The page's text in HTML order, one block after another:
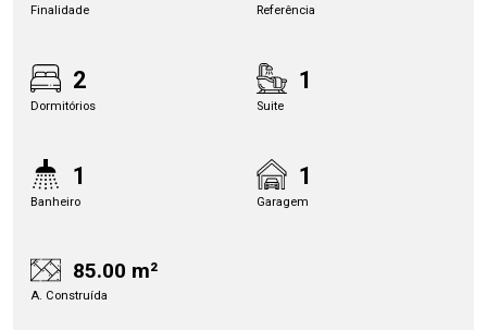
Finalidade Referência
2
Dormitórios
1
Suite
1
Banheiro
1
Garagem
85.00 m²
A. Construída